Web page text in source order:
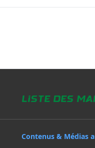
Liste des
Contenus & Médias